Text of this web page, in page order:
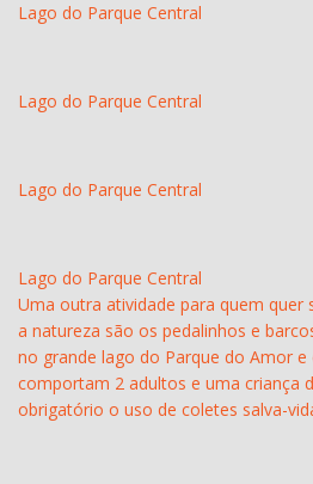
Lago do Parque Central
Lago do Parque Central
Lago do Parque Central
Lago do Parque Central
Uma outra atividade para quem quer
a natureza são os pedalinhos e
no grande lago do Parque do Amor
comportam 2 adultos e uma criança
obrigatório o uso de coletes salva-